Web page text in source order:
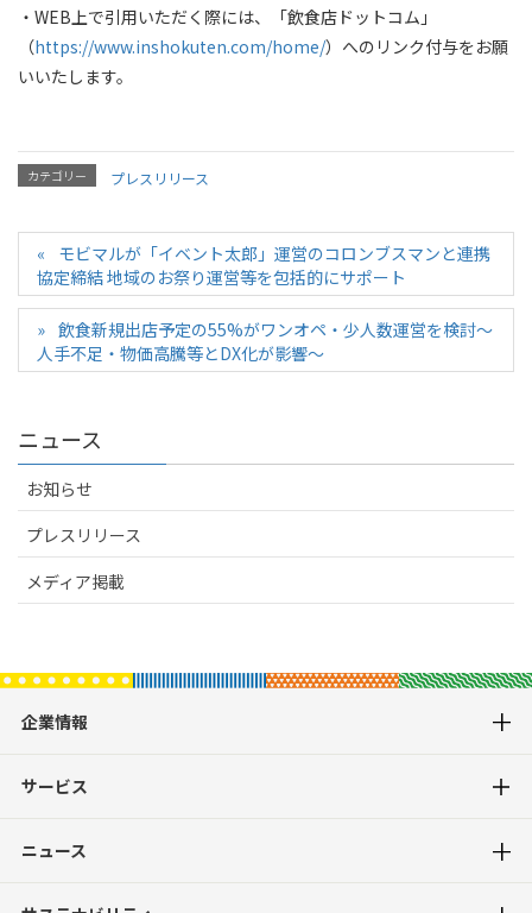
・WEB上で引用いただく際には、「飲食店ドットコム」
（https://www.inshokuten.com/home/）へのリンク付与をお願
いいたします。
カテゴリー プレスリリース
モビマルが「イベント太郎」運営のコロンブスマンと連携
協定締結 地域のお祭り運営等を包括的にサポート
飲食新規出店予定の55%がワンオペ・少人数運営を検討〜
人手不足・物価高騰等とDX化が影響〜
ニュース
お知らせ
プレスリリース
メディア掲載
企業情報
サービス
ニュース